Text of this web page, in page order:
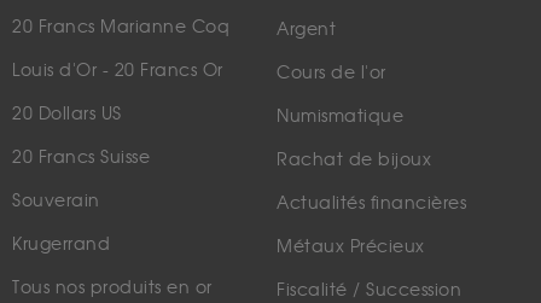
20 Francs Marianne Coq
Louis d'Or - 20 Francs Or
20 Dollars US
20 Francs Suisse
Souverain
Krugerrand
Tous nos produits en or
Argent
Cours de l'or
Numismatique
Rachat de bijoux
Actualités financières
Métaux Précieux
Fiscalité / Succession